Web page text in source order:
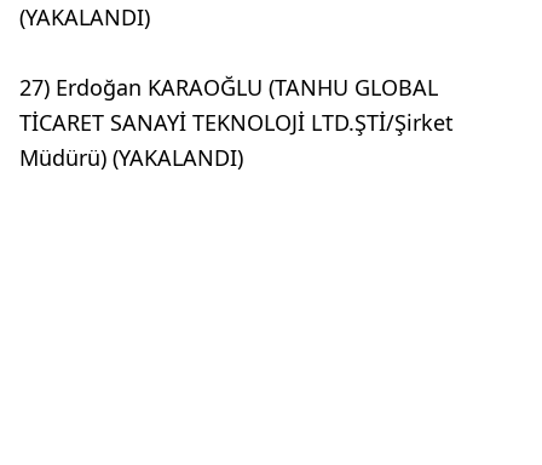
(YAKALANDI)
27) Erdoğan KARAOĞLU (TANHU GLOBAL
TİCARET SANAYİ TEKNOLOJİ LTD.ŞTİ/Şirket
Müdürü) (YAKALANDI)